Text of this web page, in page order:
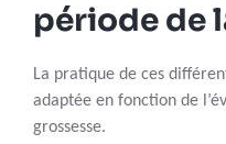
période de
La pratique de ces
adaptée en fonction de
grossesse.